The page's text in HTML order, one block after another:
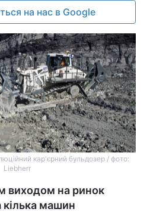
на нас в Google
кар'єрний бульдозер / фото:
Liebherr
виходом на ринок
кілька машин